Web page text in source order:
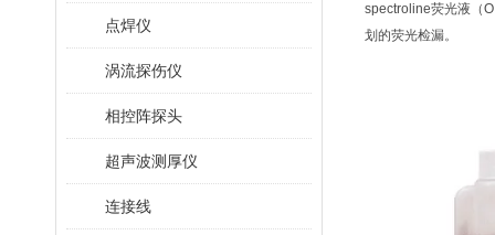
点焊仪
涡流探伤仪
相控阵探头
超声波测厚仪
连接线
spectroline荧光液（
划的荧光检漏。